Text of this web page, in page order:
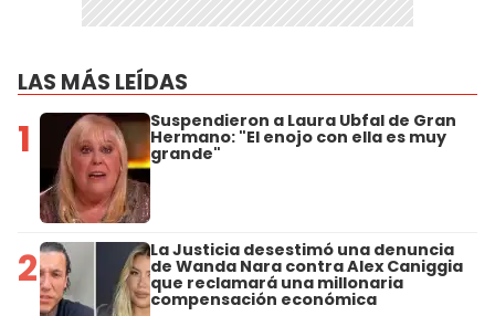
LAS MÁS LEÍDAS
1 Suspendieron a Laura Ubfal de Gran
Hermano: "El enojo con ella es muy
grande"
2 La Justicia desestimó una denuncia
de Wanda Nara contra Alex Caniggia
que reclamará una millonaria
compensación económica